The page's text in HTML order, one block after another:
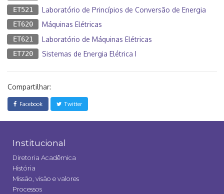
ET521 Laboratório de Princípios de Conversão de Energia
ET620 Máquinas Elétricas
ET621 Laboratório de Máquinas Elétricas
ET720 Sistemas de Energia Elétrica I
Compartilhar:
Facebook Twitter
Institucional
Diretoria Acadêmica
História
Missão, visão e valores
Processos